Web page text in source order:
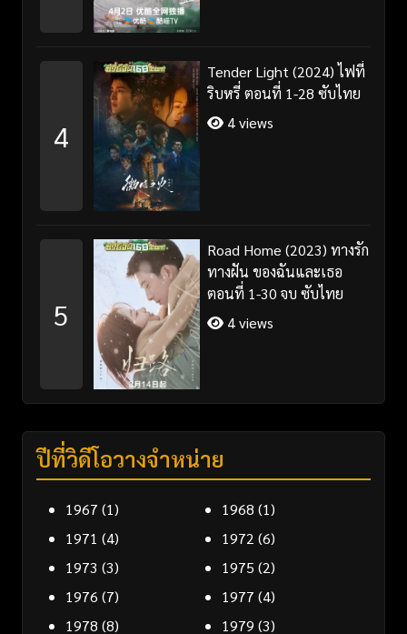
4
Tender Light (2024) ไฟที่
ริบหรี่ ตอนที่ 1-28 ซับไทย
4 views
5
Road Home (2023) ทางรัก
ทางฝัน ของฉันและเธอ
ตอนที่ 1-30 จบ ซับไทย
4 views
ปีที่วิดีโอวางจำหน่าย
1967 (1) 1968 (1)
1971 (4) 1972 (6)
1973 (3) 1975 (2)
1976 (7) 1977 (4)
1978 (8) 1979 (3)